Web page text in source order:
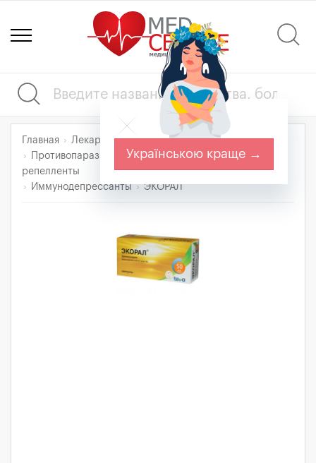
Главная
Лекарства
Противопаразитарные препараты, инсектициды и
репелленты
Иммунодепрессанты
ЭКОРАЛ
Українською краще →